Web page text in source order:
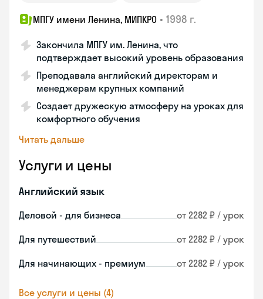
МПГУ имени Ленина, МИПКРО • 1998 г.
Закончила МПГУ им. Ленина, что
подтверждает высокий уровень образования
Преподавала английский директорам и
менеджерам крупных компаний
Создает дружескую атмосферу на уроках для
комфортного обучения
Читать дальше
Услуги и цены
Английский язык
Деловой - для бизнеса от 2282 ₽ / урок
Для путешествий от 2282 ₽ / урок
Для начинающих - премиум от 2282 ₽ / урок
Все услуги и цены (4)